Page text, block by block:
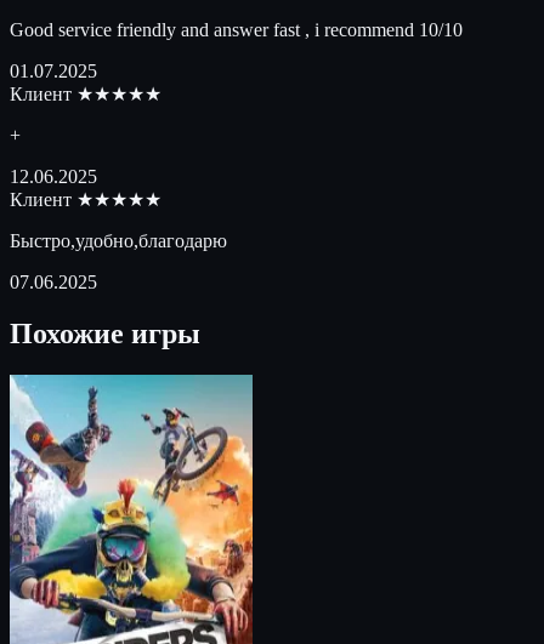
Good service friendly and answer fast , i recommend 10/10
01.07.2025
Клиент ★★★★★
+
12.06.2025
Клиент ★★★★★
Быстро,удобно,благодарю
07.06.2025
Похожие игры